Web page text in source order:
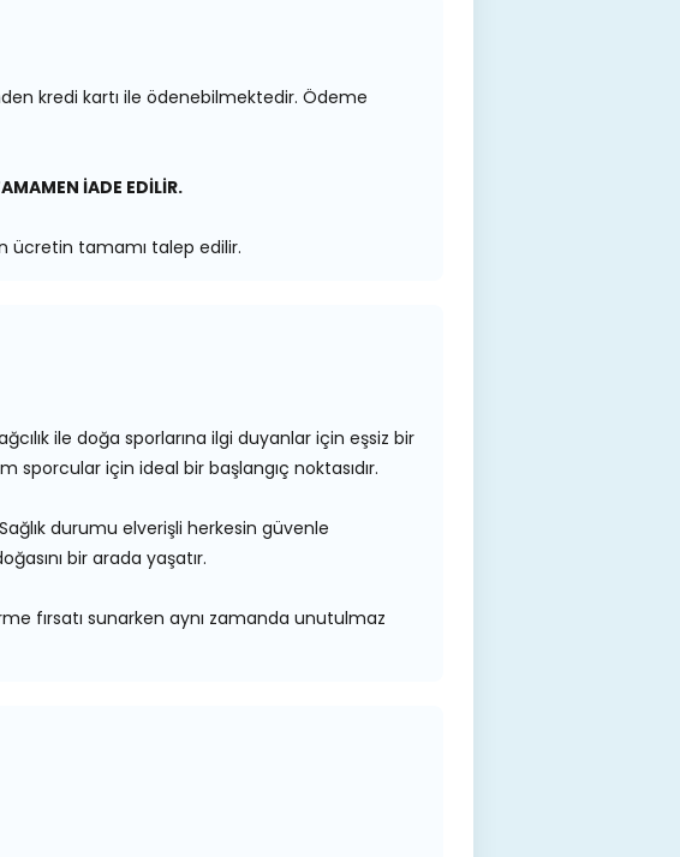
kredi kartı ile ödenebilmektedir. Ödeme
İADE EDİLİR.
ücretin tamamı talep edilir.
ile doğa sporlarına ilgi duyanlar için eşsiz bir
için ideal bir başlangıç noktasıdır.
durumu elverişli herkesin güvenle
bir arada yaşatır.
fırsatı sunarken aynı zamanda unutulmaz